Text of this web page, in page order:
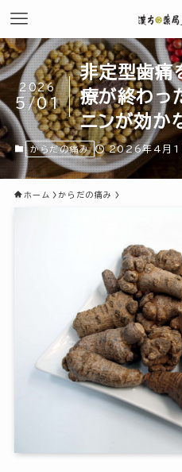
非定型歯痛
療が終わっ
ニンが効か
2026
5/01
からだの痛み 2026年4月1
ホーム からだの痛み